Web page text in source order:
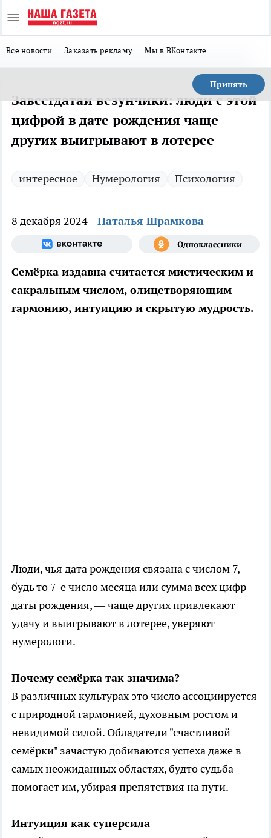
Все новости Заказать рекламу Мы в ВКонтакте
Принять
Завсегдатаи везунчики: люди с этой
цифрой в дате рождения чаще
других выигрывают в лотерее
интересное Нумерология Психология
8 декабря 2024 Наталья Шрамкова
Семёрка издавна считается мистическим и
сакральным числом, олицетворяющим
гармонию, интуицию и скрытую мудрость.
Люди, чья дата рождения связана с числом 7, —
будь то 7-е число месяца или сумма всех цифр
даты рождения, — чаще других привлекают
удачу и выигрывают в лотерее, уверяют
нумерологи.
Почему семёрка так значима?
В различных культурах это число ассоциируется
с природной гармонией, духовным ростом и
невидимой силой. Обладатели "счастливой
семёрки" зачастую добиваются успеха даже в
самых неожиданных областях, будто судьба
помогает им, убирая препятствия на пути.
Интуиция как суперсила